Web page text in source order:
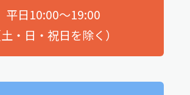
平日10:00～19:00
土・日・祝日を除く）